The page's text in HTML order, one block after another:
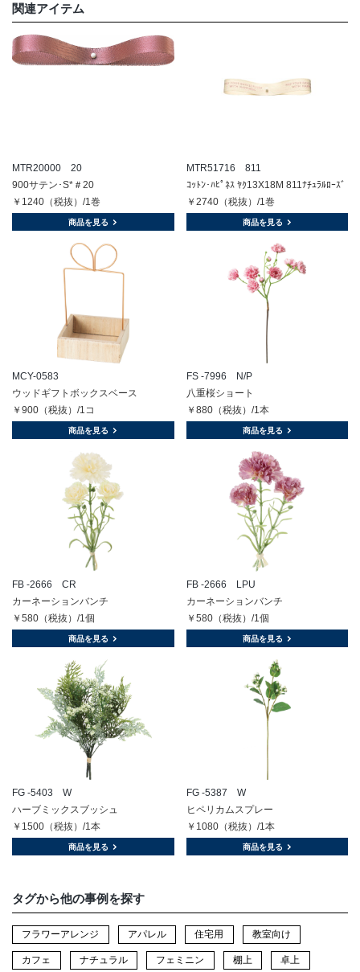
関連アイテム
MTR20000 20
900サテン･S*＃20
￥1240（税抜）/1巻
商品を見る
MTR51716 811
ｺｯﾄﾝ･ﾊﾋﾟﾈｽ ﾔｸ13X18M 811ﾅﾁｭﾗﾙﾛｰｽﾞ
￥2740（税抜）/1巻
商品を見る
MCY-0583
ウッドギフトボックスベース
￥900（税抜）/1コ
商品を見る
FS -7996 N/P
八重桜ショート
￥880（税抜）/1本
商品を見る
FB -2666 CR
カーネーションバンチ
￥580（税抜）/1個
商品を見る
FB -2666 LPU
カーネーションバンチ
￥580（税抜）/1個
商品を見る
FG -5403 W
ハーブミックスブッシュ
￥1500（税抜）/1本
商品を見る
FG -5387 W
ヒペリカムスプレー
￥1080（税抜）/1本
商品を見る
タグから他の事例を探す
フラワーアレンジ アパレル 住宅用 教室向け
カフェ ナチュラル フェミニン 棚上 卓上